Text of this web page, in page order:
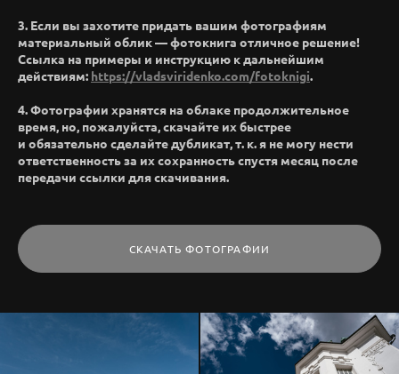
3. Если вы захотите придать вашим фотографиям
материальный облик — фотокнига отличное решение!
Ссылка на примеры и инструкцию к дальнейшим
действиям: https://vladsviridenko.com/fotoknigi.
4. Фотографии хранятся на облаке продолжительное
время, но, пожалуйста, скачайте их быстрее
и обязательно сделайте дубликат, т. к. я не могу нести
ответственность за их сохранность спустя месяц после
передачи ссылки для скачивания.
СКАЧАТЬ ФОТОГРАФИИ